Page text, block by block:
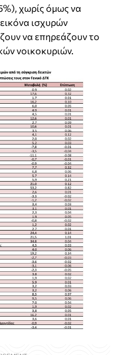
χωρίς όμως να
ισχυρών
να επηρεάζουν το
νοικοκυριών.